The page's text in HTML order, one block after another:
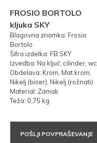
FROSIO BORTOLO
kljuka SKY
Blagovna znamka: Frosio
Bortolo
Šifra izdelka: FB.SKY
Izvedba: Na ključ, cilinder, wc
Obdelava: Krom, Mat krom,
Nikelj (biser), Nikelj (rožnati)
Material: Zamak
Teža: 0,75 kg
POŠLJI POVPRAŠEVANJE